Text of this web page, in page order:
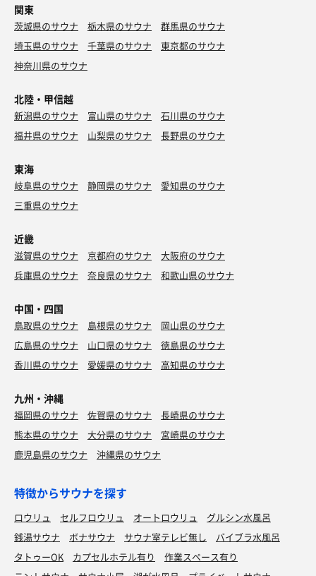
関東
茨城県のサウナ 栃木県のサウナ
群馬県のサウナ
埼玉県のサウナ
千葉県のサウナ
東京都のサウナ
神奈川県のサウナ
北陸・甲信越
新潟県のサウナ 富山県のサウナ
石川県のサウナ
福井県のサウナ
山梨県のサウナ 長野県のサウナ
東海
岐阜県のサウナ 静岡県のサウナ
愛知県のサウナ
三重県のサウナ
近畿
滋賀県のサウナ 京都府のサウナ
大阪府のサウナ
兵庫県のサウナ
奈良県のサウナ 和歌山県のサウナ
中国・四国
鳥取県のサウナ 島根県のサウナ
岡山県のサウナ
広島県のサウナ
山口県のサウナ
徳島県のサウナ
香川県のサウナ
愛媛県のサウナ 高知県のサウナ
九州・沖縄
福岡県のサウナ 佐賀県のサウナ
長崎県のサウナ
熊本県のサウナ
大分県のサウナ
宮崎県のサウナ
鹿児島県のサウナ
沖縄県のサウナ
特徴からサウナを探す
ロウリュ セルフロウリュ オートロウリュ
グルシン水風呂
銭湯サウナ
ボナサウナ サウナ室テレビ無し
バイブラ水風呂
タトゥーOK
カプセルホテル有り
作業スペース有り